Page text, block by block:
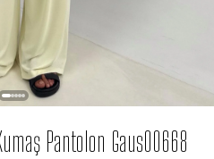
Pantolon Gaus00668